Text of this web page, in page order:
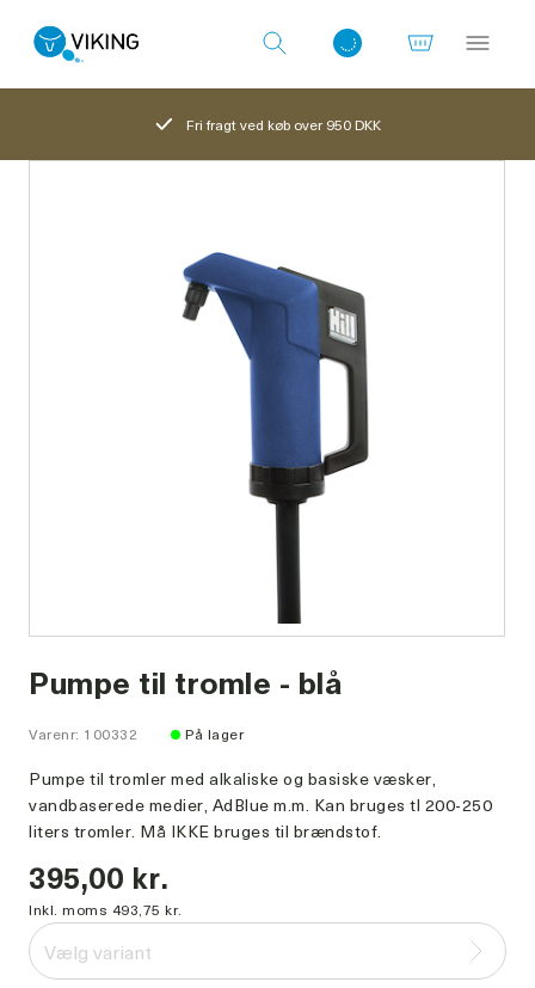
Fri fragt ved køb over 950 DKK
Pumpe til tromle - blå
Varenr: 100332 På lager
Pumpe til tromler med alkaliske og basiske væsker,
vandbaserede medier, AdBlue m.m. Kan bruges tl 200-250
liters tromler. Må IKKE bruges til brændstof.
395,00 kr.
Inkl. moms 493,75 kr.
Vælg variant